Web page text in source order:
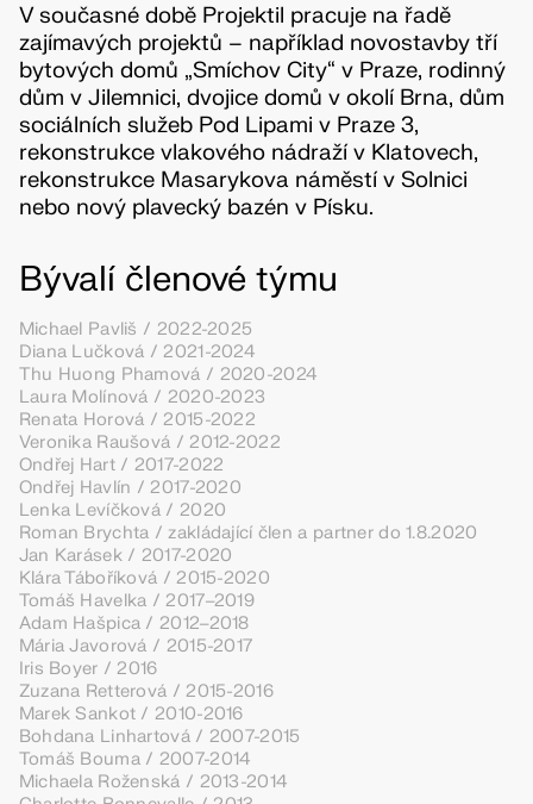
V současné době Projektil pracuje na řadě
zajímavých projektů – například novostavby tří
bytových domů „Smíchov City“ v Praze, rodinný
dům v Jilemnici, dvojice domů v okolí Brna, dům
sociálních služeb Pod Lipami v Praze 3,
rekonstrukce vlakového nádraží v Klatovech,
rekonstrukce Masarykova náměstí v Solnici
nebo nový plavecký bazén v Písku.
Bývalí členové týmu
Michael Pavliš / 2022-2025
Diana Lučková / 2021-2024
Thu Huong Phamová / 2020-2024
Laura Molínová / 2020-2023
Renata Horová / 2015-2022
Veronika Raušová / 2012-2022
Ondřej Hart / 2017-­­2022
Ondřej Havlín / 2017-2020
Lenka Levíčková / 2020
Roman Brychta / zakládající člen a partner do 1.8.2020
Jan Karásek / 2017-2020
Klára Táboříková / 2015-2020
Tomáš Havelka / 2017–2019
Adam Hašpica / 2012–2018
Mária Javorová / 2015-2017
Iris Boyer / 2016
Zuzana Retterová / 2015-2016
Marek Sankot / 2010-2016
Bohdana Linhartová / 2007-2015
Tomáš Bouma / 2007-2014
Michaela Roženská / 2013-2014